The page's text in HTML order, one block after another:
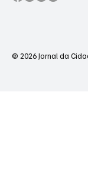
© 2026 Jornal da